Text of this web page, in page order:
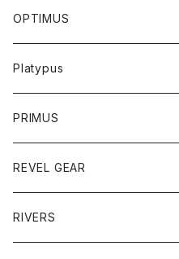
OPTIMUS
Platypus
PRIMUS
REVEL GEAR
RIVERS